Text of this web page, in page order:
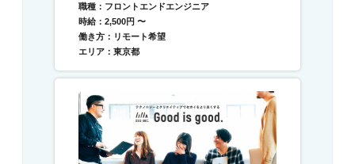
職種：フロントエンドエンジニア
時給：2,500円 〜
働き方：リモート希望
エリア：東京都